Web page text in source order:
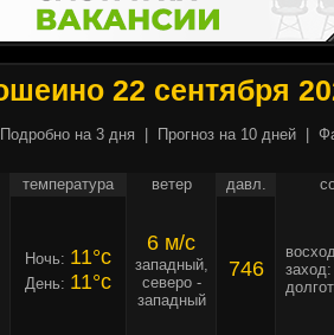
22 сентября
Подробно на 3 дня Прогноз на 10 дней
температура ветер давл.
Ночь: 11°c
День: 11°c
6 м/c
западный,
северо -
западный
746
заход: